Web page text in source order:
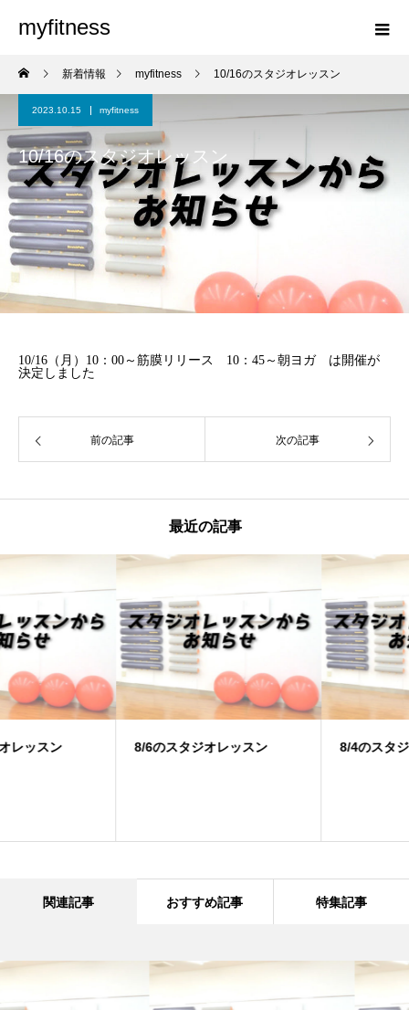
myfitness
新着情報 myfitness 10/16のスタジオレッスン
2023.10.15 myfitness
10/16のスタジオレッスン
10/16（月）10：00～筋膜リリース 10：45～朝ヨガ は開催が
決定しました
前の記事 次の記事
最近の記事
8/6のスタジオレッスン 8/4のスタジオレッスン
関連記事 おすすめ記事 特集記事